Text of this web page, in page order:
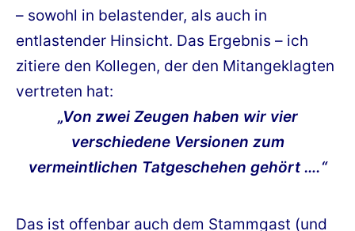
– sowohl in belastender, als auch in
entlastender Hinsicht. Das Ergebnis – ich
zitiere den Kollegen, der den Mitangeklagten
vertreten hat:
„Von zwei Zeugen haben wir vier
verschiedene Versionen zum
vermeintlichen Tatgeschehen gehört ….“
Das ist offenbar auch dem Stammgast (und